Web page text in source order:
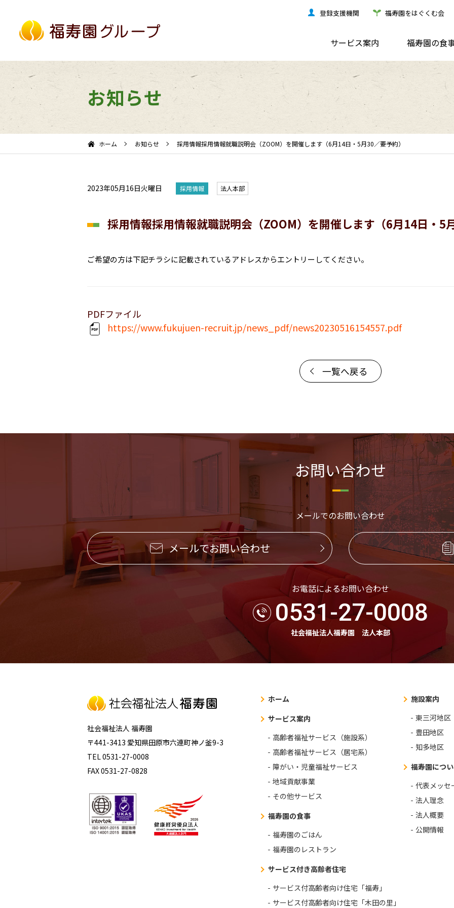
登録支援機関 福寿園をはぐくむ会
サービス案内 福寿園の食
お知らせ
ホーム お知らせ 採用情報採用情報就職説明会（ZOOM）を開催します（6月14日・5月30／要予約）
2023年05月16日火曜日 採用情報 法人本部
採用情報採用情報就職説明会（ZOOM）を開催します（6月14日・5
ご希望の方は下記チラシに記載されているアドレスからエントリーしてください。
PDFファイル
https://www.fukujuen-recruit.jp/news_pdf/news20230516154557.pdf
一覧へ戻る
お問い合わせ
メールでのお問い合わせ
メールでお問い合わせ
お電話によるお問い合わせ
0531-27-0008
社会福祉法人福寿園 法人本部
社会福祉法人 福寿園
〒441-3413 愛知県田原市六連町神ノ釜9-3
TEL 0531-27-0008
FAX 0531-27-0828
ホーム
サービス案内
高齢者福祉サービス（施設系）
高齢者福祉サービス（居宅系）
障がい・児童福祉サービス
地域貢献事業
その他サービス
福寿園の食事
福寿園のごはん
福寿園のレストラン
施設案内
東三河地区
豊田地区
知多地区
福寿園につ
代表メッセ
法人理念
法人概要
公開情報
サービス付き高齢者住宅
サービス付高齢者向け住宅「福寿」
サービス付高齢者向け住宅「木田の里」